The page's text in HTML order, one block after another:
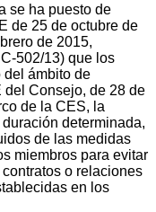
se ha puesto de
de 25 de octubre de
de 2015,
502/13) que los
del ámbito de
Consejo, de 28 de
de la CES, la
determinada,
de las medidas
miembros para evitar
o relaciones
en los